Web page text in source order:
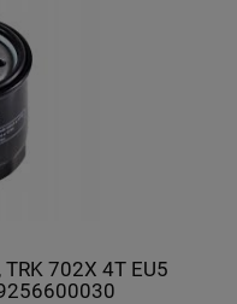
702X 4T EU5